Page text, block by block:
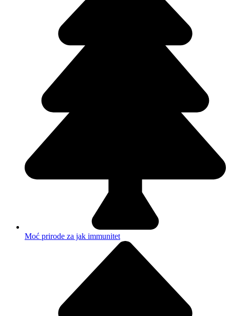
Moć prirode za jak immunitet